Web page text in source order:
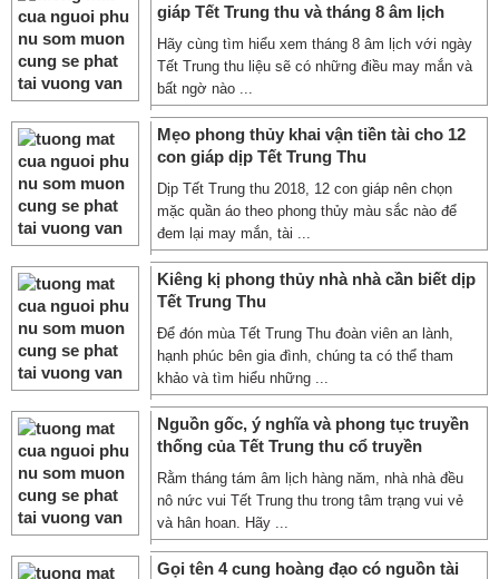
giáp Tết Trung thu và tháng 8 âm lịch
Hãy cùng tìm hiểu xem tháng 8 âm lịch với ngày
Tết Trung thu liệu sẽ có những điều may mắn và
bất ngờ nào ...
Mẹo phong thủy khai vận tiền tài cho 12
con giáp dịp Tết Trung Thu
Dịp Tết Trung thu 2018, 12 con giáp nên chọn
mặc quần áo theo phong thủy màu sắc nào để
đem lại may mắn, tài ...
Kiêng kị phong thủy nhà nhà cần biết dịp
Tết Trung Thu
Để đón mùa Tết Trung Thu đoàn viên an lành,
hạnh phúc bên gia đình, chúng ta có thể tham
khảo và tìm hiểu những ...
Nguồn gốc, ý nghĩa và phong tục truyền
thống của Tết Trung thu cổ truyền
Rằm tháng tám âm lịch hàng năm, nhà nhà đều
nô nức vui Tết Trung thu trong tâm trạng vui vẻ
và hân hoan. Hãy ...
Gọi tên 4 cung hoàng đạo có nguồn tài